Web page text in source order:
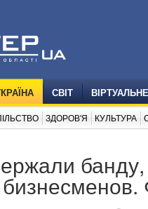
СВІТ
ЗДОРОВ'Я КУЛЬТУРА